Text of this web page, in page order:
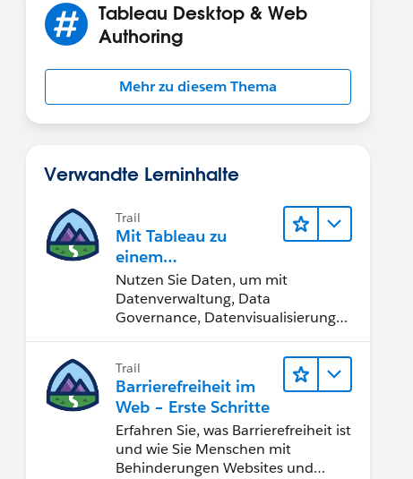
Tableau Desktop & Web
Authoring
Mehr zu diesem Thema
Verwandte Lerninhalte
Trail
Mit Tableau zu
einem
datengestützten
Team werden
Nutzen Sie Daten, um mit
Datenverwaltung, Data
Governance, Datenvisualisierungs-
Zusammenarbeit bessere
Geschäftsergebnisse zu erzielen.
Trail
Barrierefreiheit im
Web – Erste Schritte
Erfahren Sie, was Barrierefreiheit ist
und wie Sie Menschen mit
Behinderungen Websites und